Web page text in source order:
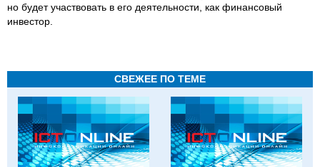
но будет участвовать в его деятельности, как финансовый
инвестор.
СВЕЖЕЕ ПО ТЕМЕ